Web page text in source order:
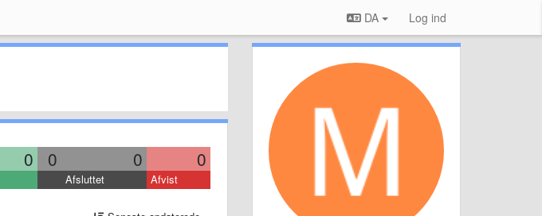
DA Log ind
0 0 0 0
Afsluttet Afvist